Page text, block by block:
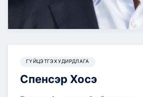
ГҮЙЦЭТГЭХ УДИРДЛАГА
Спенсэр Хосэ